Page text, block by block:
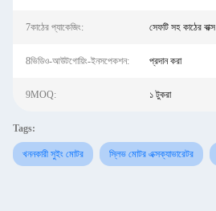
7কাঠের প্যাকেজিং: সেফটি সহ কাঠের বাক্স
8ভিডিও-আউটগোয়িং-ইনসপেকশন: প্রদান করা
9MOQ: ১ টুকরা
Tags:
খননকারী সুইং মোটর স্লিভ মোটর এক্সক্যাভারেটর